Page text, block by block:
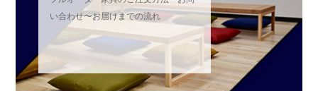
い合わせ〜お届けまでの流れ